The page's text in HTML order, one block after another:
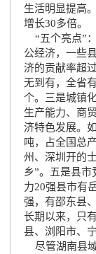
生活明显提高
增长30多倍。
“五个亮点”
公经济，一些
济的贡献率超
无到有，全省
个。三是城镇
生产能力、商
济特色发展。
吨，占全国总
州、深圳开的
乡”。五是县
力20强县市有
强，有邵东县
长期以来，只
县、浏阳市、
尽管湖南县